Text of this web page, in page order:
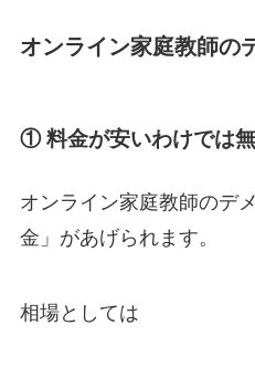
オンライン家庭教師の
① 料金が安いわけでは
オンライン家庭教師のデ
金」があげられます。
相場としては